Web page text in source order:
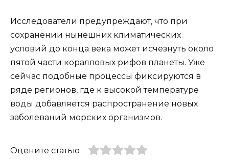
Исследователи предупреждают, что при
сохранении нынешних климатических
условий до конца века может исчезнуть около
пятой части коралловых рифов планеты. Уже
сейчас подобные процессы фиксируются в
ряде регионов, где к высокой температуре
воды добавляется распространение новых
заболеваний морских организмов.
Оцените статью